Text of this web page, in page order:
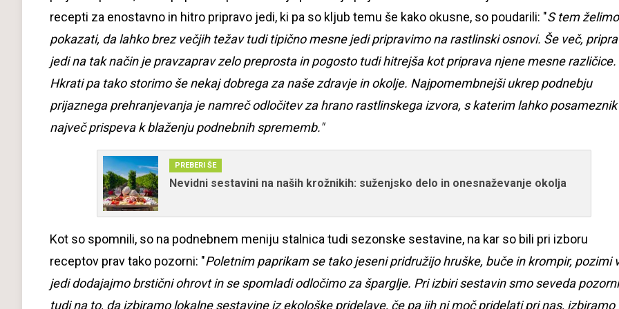
recepti za enostavno in hitro pripravo jedi, ki pa so kljub temu še kako okusne, so poudarili: "S tem želimo
pokazati, da lahko brez večjih težav tudi tipično mesne jedi pripravimo na rastlinski osnovi. Še več,
jedi na tak način je pravzaprav zelo preprosta in pogosto tudi hitrejša kot priprava njene mesne različice.
Hkrati pa tako storimo še nekaj dobrega za naše zdravje in okolje. Najpomembnejši ukrep podnebju
prijaznega prehranjevanja je namreč odločitev za hrano rastlinskega izvora, s katerim lahko posameznik
največ prispeva k blaženju podnebnih sprememb."
PREBERI ŠE
Nevidni sestavini na naših krožnikih: suženjsko delo in onesnaževanje okolja
Kot so spomnili, so na podnebnem meniju stalnica tudi sezonske sestavine, na kar so bili pri izboru
receptov prav tako pozorni: "Poletnim paprikam se tako jeseni pridružijo hruške, buče in krompir, pozimi
jedi dodajajmo brstični ohrovt in se spomladi odločimo za šparglje. Pri izbiri sestavin smo seveda pozorni
tudi na to, da izbiramo lokalne sestavine iz ekološke pridelave, če pa jih ni moč pridelati pri nas, izbiramo